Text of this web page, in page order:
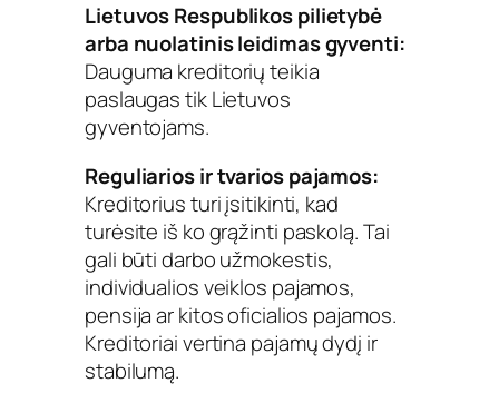
Lietuvos Respublikos pilietybė
arba nuolatinis leidimas gyventi:
Dauguma kreditorių teikia
paslaugas tik Lietuvos
gyventojams.
Reguliarios ir tvarios pajamos:
Kreditorius turi įsitikinti, kad
turėsite iš ko grąžinti paskolą. Tai
gali būti darbo užmokestis,
individualios veiklos pajamos,
pensija ar kitos oficialios pajamos.
Kreditoriai vertina pajamų dydį ir
stabilumą.